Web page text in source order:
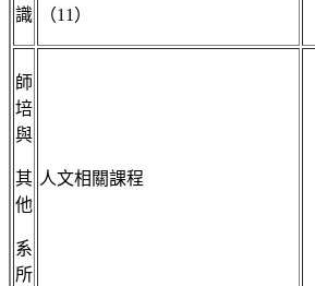
識
（11）
師
培
與
其
他
系
所
人文相關課程